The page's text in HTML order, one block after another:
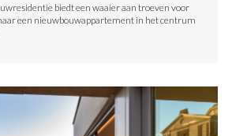
biedt een waaier aan troeven voor
een nieuwbouwappartement in het centrum